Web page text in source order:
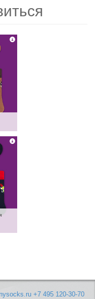
+7 495 120-30-70